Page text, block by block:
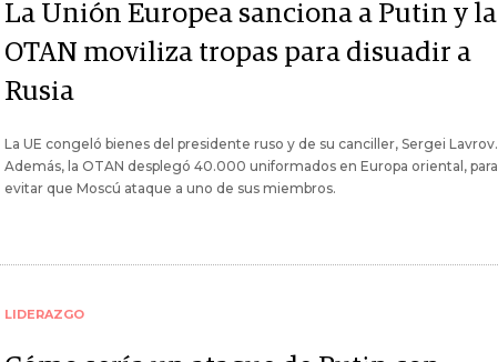
La Unión Europea sanciona a Putin y la
OTAN moviliza tropas para disuadir a
Rusia
La UE congeló bienes del presidente ruso y de su canciller, Sergei Lavrov.
Además, la OTAN desplegó 40.000 uniformados en Europa oriental, para
evitar que Moscú ataque a uno de sus miembros.
LIDERAZGO